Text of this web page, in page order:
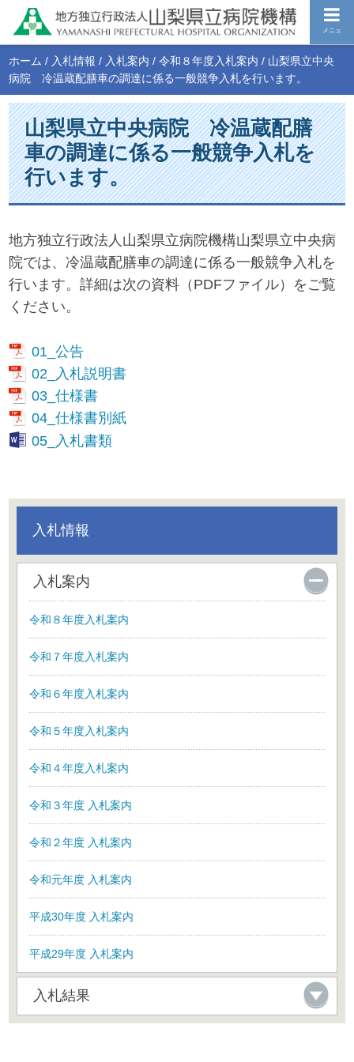
メニュ
ホーム / 入札情報 / 入札案内 /令和８年度入札案内 / 山梨県立中央
病院 冷温蔵配膳車の調達に係る一般競争入札を行います。
山梨県立中央病院 冷温蔵配膳
車の調達に係る一般競争入札を
行います。
地方独立行政法人山梨県立病院機構山梨県立中央病
院では、冷温蔵配膳車の調達に係る一般競争入札を
行います。詳細は次の資料（PDFファイル）をご覧
ください。
01_公告
02_入札説明書
03_仕様書
04_仕様書別紙
05_入札書類
入札情報
入札案内
令和８年度入札案内
令和７年度入札案内
令和６年度入札案内
令和５年度入札案内
令和４年度入札案内
令和３年度 入札案内
令和２年度 入札案内
令和元年度 入札案内
平成30年度 入札案内
平成29年度 入札案内
入札結果